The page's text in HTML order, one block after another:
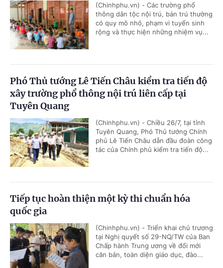
(Chinhphu.vn) - Các trường phổ
thông dân tộc nội trú, bán trú thường
có quy mô nhỏ, phạm vi tuyển sinh
rộng và thực hiện những nhiệm vụ...
Phó Thủ tướng Lê Tiến Châu kiểm tra tiến độ
xây trường phổ thông nội trú liên cấp tại
Tuyên Quang
(Chinhphu.vn) - Chiều 26/7, tại tỉnh
Tuyên Quang, Phó Thủ tướng Chính
phủ Lê Tiến Châu dẫn đầu đoàn công
tác của Chính phủ kiểm tra tiến độ...
Tiếp tục hoàn thiện một kỳ thi chuẩn hóa
quốc gia
(Chinhphu.vn) - Triển khai chủ trương
tại Nghị quyết số 29-NQ/TW của Ban
Chấp hành Trung ương về đổi mới
căn bản, toàn diện giáo dục, đào...